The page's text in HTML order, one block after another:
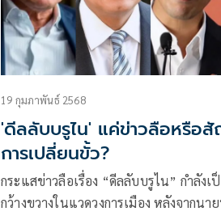
19 กุมภาพันธ์ 2568
'ดีลลับบรูไน' แค่ข่าวลือหรื
การเปลี่ยนขั้ว?
กระแสข่าวลือเรื่อง “ดีลลับบรูไน” กำลังเ
กว้างขวางในแวดวงการเมือง หลังจากน